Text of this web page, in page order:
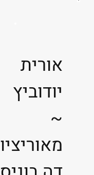
אורית
יודוביץ
~
מאוריציו